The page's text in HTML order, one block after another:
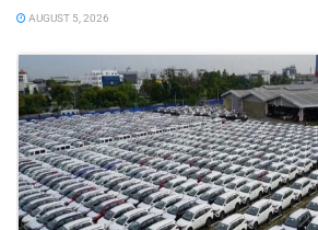
AUGUST 5, 2026